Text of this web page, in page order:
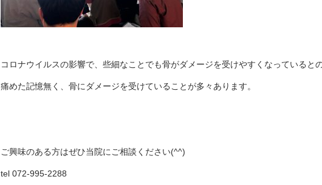
コロナウイルスの影響で、些細なことでも骨がダメージを受けやすくなっていると
痛めた記憶無く、骨にダメージを受けていることが多々あります。
ご興味のある方はぜひ当院にご相談ください(^^)
tel 072-995-2288